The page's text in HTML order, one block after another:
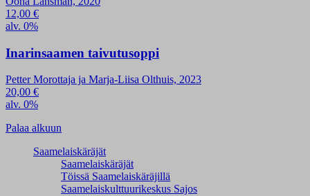
12,00 €
alv. 0%
Inarinsaamen taivutusoppi
Petter Morottaja ja Marja-Liisa Olthuis, 2023
20,00 €
alv. 0%
Palaa alkuun
Saamelaiskäräjät
Saamelaiskäräjät
Töissä Saamelaiskäräjillä
Saamelaiskulttuuri­keskus Sajos